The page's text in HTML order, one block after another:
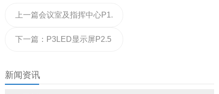
新闻资讯
上一篇会议室及指挥中心P1.
5625led小间距显示屏技术
下一篇： P3LED显示屏P2.5
清单-迈普光彩分析